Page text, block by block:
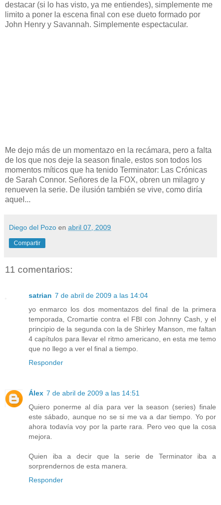
destacar (si lo has visto, ya me entiendes), simplemente me
limito a poner la escena final con ese dueto formado por
John Henry y Savannah. Simplemente espectacular.
Me dejo más de un momentazo en la recámara, pero a falta
de los que nos deje la season finale, estos son todos los
momentos míticos que ha tenido Terminator: Las Crónicas
de Sarah Connor. Señores de la FOX, obren un milagro y
renueven la serie. De ilusión también se vive, como diría
aquel...
Diego del Pozo en abril 07, 2009
Compartir
11 comentarios:
satrian 7 de abril de 2009 a las 14:04
yo enmarco los dos momentazos del final de la primera
temporada, Cromartie contra el FBI con Johnny Cash, y el
principio de la segunda con la de Shirley Manson, me faltan
4 capítulos para llevar el ritmo americano, en esta me temo
que no llego a ver el final a tiempo.
Responder
Álex 7 de abril de 2009 a las 14:51
Quiero ponerme al día para ver la season (series) finale
este sábado, aunque no se si me va a dar tiempo. Yo por
ahora todavía voy por la parte rara. Pero veo que la cosa
mejora.
Quien iba a decir que la serie de Terminator iba a
sorprendernos de esta manera.
Responder